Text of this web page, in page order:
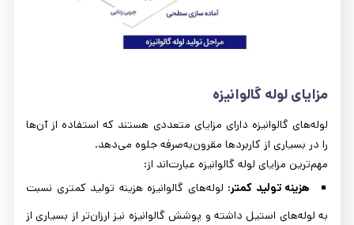
مزایای لوله گالوانیزه
لوله‌های گالوانیزه دارای مزایای متعددی هستند که استفاده از آن‌ها
را در بسیاری از کاربردها مقرون‌به‌صرفه جلوه می‌دهد.
مهم‌ترین مزایای لوله‌ گالوانیزه عبارت‌اند از:
هزینه تولید کمتر: لوله‌های گالوانیزه هزینه تولید کمتری نسبت
به لوله‌های استیل داشته و پوشش گالوانیزه نیز ارزان‌تر از بسیاری از